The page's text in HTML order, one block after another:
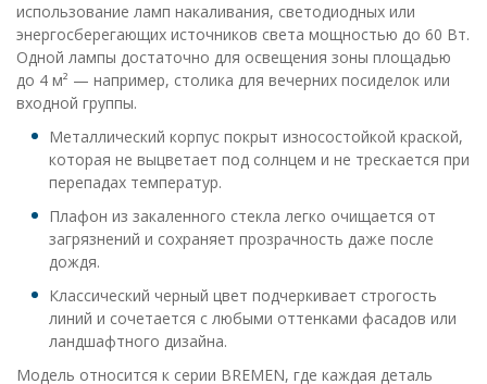
использование ламп накаливания, светодиодных или
энергосберегающих источников света мощностью до 60 Вт.
Одной лампы достаточно для освещения зоны площадью
до 4 м² — например, столика для вечерних посиделок или
входной группы.
Металлический корпус покрыт износостойкой краской,
которая не выцветает под солнцем и не трескается при
перепадах температур.
Плафон из закаленного стекла легко очищается от
загрязнений и сохраняет прозрачность даже после
дождя.
Классический черный цвет подчеркивает строгость
линий и сочетается с любыми оттенками фасадов или
ландшафтного дизайна.
Модель относится к серии BREMEN, где каждая деталь